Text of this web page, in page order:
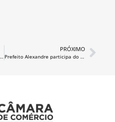
Movimento Aliança Rio Grande tem reunião com Alceu Moreira
PRÓXIMO
Prefeito Alexandre participa do primeiro Tá em Pauta de 2018